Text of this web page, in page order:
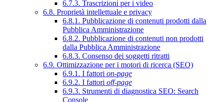
6.7.3. Trascrizioni per i video
6.8. Proprietà intellettuale e privacy
6.8.1. Pubblicazione di contenuti prodotti dalla
Pubblica Amministrazione
6.8.2. Pubblicazione di contenuti non prodotti
dalla Pubblica Amministrazione
6.8.3. Consenso dei soggetti ritratti
6.9. Ottimizzazione per i motori di ricerca (SEO)
6.9.1. I fattori on-page
6.9.2. I fattori off-page
6.9.3. Strumenti di diagnostica SEO: Search
Console